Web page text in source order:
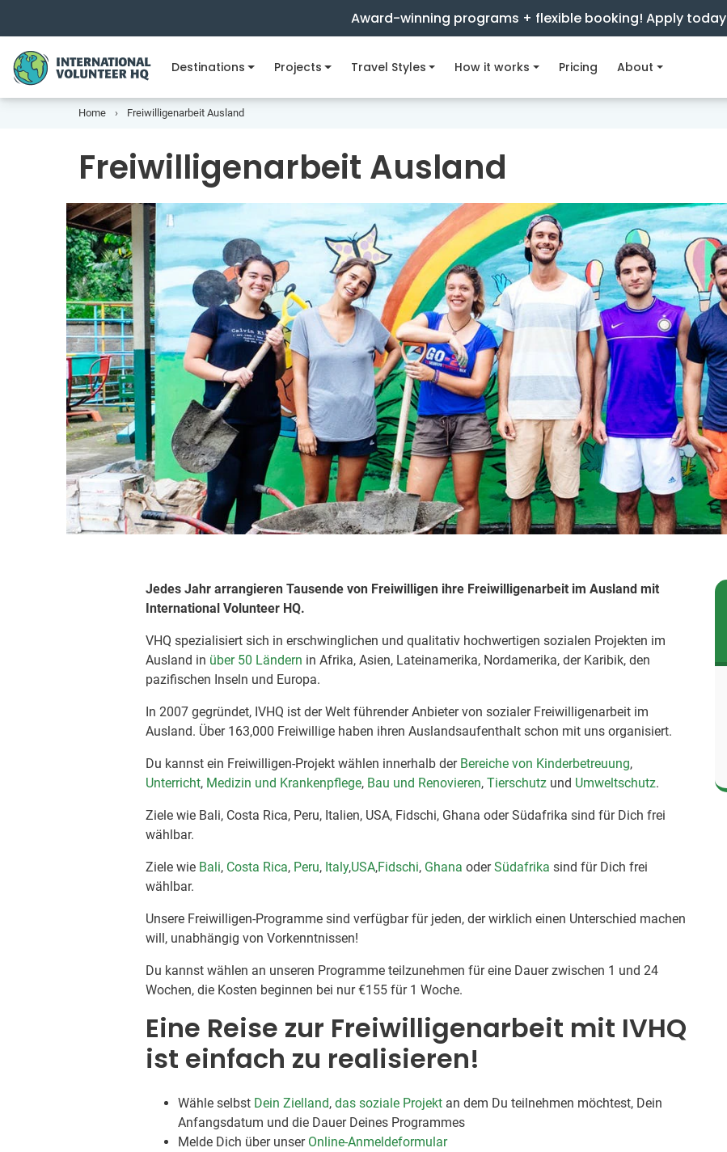
Award-winning programs + flexible booking! Apply today
Destinations Projects Travel Styles How it works Pricing About
Home Freiwilligenarbeit Ausland
Freiwilligenarbeit Ausland
Jedes Jahr arrangieren Tausende von Freiwilligen ihre Freiwilligenarbeit im Ausland mit
International Volunteer HQ.
VHQ spezialisiert sich in erschwinglichen und qualitativ hochwertigen sozialen Projekten im
Ausland in über 50 Ländern in Afrika, Asien, Lateinamerika, Nordamerika, der Karibik, den
pazifischen Inseln und Europa.
In 2007 gegründet, IVHQ ist der Welt führender Anbieter von sozialer Freiwilligenarbeit im
Ausland. Über 163,000 Freiwillige haben ihren Auslandsaufenthalt schon mit uns organisiert.
Du kannst ein Freiwilligen-Projekt wählen innerhalb der Bereiche von Kinderbetreuung,
Unterricht, Medizin und Krankenpflege, Bau und Renovieren,Tierschutz und Umweltschutz.
Ziele wie Bali, Costa Rica, Peru, Italien, USA, Fidschi, Ghana oder Südafrika sind für Dich frei
wählbar.
Ziele wie Bali, Costa Rica, Peru, Italy,USA,Fidschi, Ghana oderSüdafrika sind für Dich frei
wählbar.
Unsere Freiwilligen-Programme sind verfügbar für jeden, der wirklich einen Unterschied machen
will, unabhängig von Vorkenntnissen!
Du kannst wählen an unseren Programme teilzunehmen für eine Dauer zwischen 1 und 24
Wochen, die Kosten beginnen bei nur €155 für 1 Woche.
Eine Reise zur Freiwilligenarbeit mit IVHQ
ist einfach zu realisieren!
Wähle selbst Dein Zielland,das soziale Projekt an dem Du teilnehmen möchtest, Dein
Anfangsdatum und die Dauer Deines Programmes
Melde Dich über unser Online-Anmeldeformular